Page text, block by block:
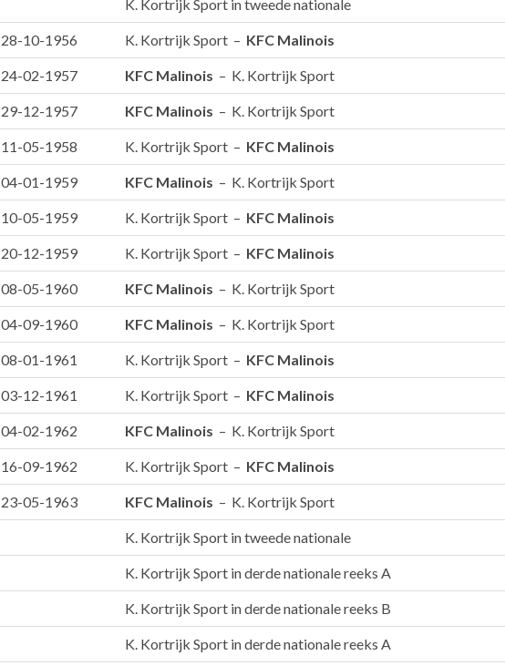
K. Kortrijk Sport in tweede nationale
28-10-1956 K. Kortrijk Sport – KFC Malinois
24-02-1957 KFC Malinois – K. Kortrijk Sport
29-12-1957 KFC Malinois – K. Kortrijk Sport
11-05-1958 K. Kortrijk Sport – KFC Malinois
04-01-1959 KFC Malinois – K. Kortrijk Sport
10-05-1959 K. Kortrijk Sport – KFC Malinois
20-12-1959 K. Kortrijk Sport – KFC Malinois
08-05-1960 KFC Malinois – K. Kortrijk Sport
04-09-1960 KFC Malinois – K. Kortrijk Sport
08-01-1961 K. Kortrijk Sport – KFC Malinois
03-12-1961 K. Kortrijk Sport – KFC Malinois
04-02-1962 KFC Malinois – K. Kortrijk Sport
16-09-1962 K. Kortrijk Sport – KFC Malinois
23-05-1963 KFC Malinois – K. Kortrijk Sport
K. Kortrijk Sport in tweede nationale
K. Kortrijk Sport in derde nationale reeks A
K. Kortrijk Sport in derde nationale reeks B
K. Kortrijk Sport in derde nationale reeks A